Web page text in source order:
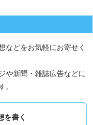
などをお気軽にお寄せく
や新聞・雑誌広告などに
。
を書く